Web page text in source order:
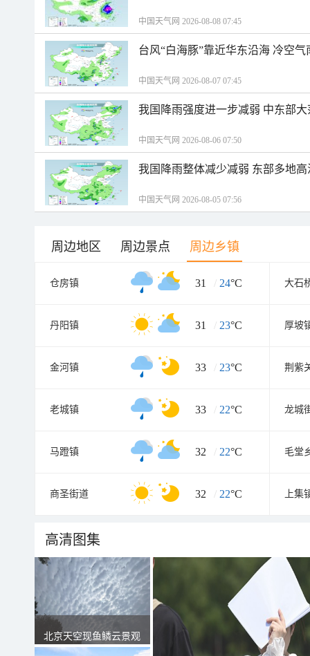
中国天气网 2026-08-08 07:45
台风“白海豚”靠近华东沿海 冷空
中国天气网 2026-08-07 07:45
我国降雨强度进一步减弱 中东部
中国天气网 2026-08-06 07:50
我国降雨整体减少减弱 东部多地
中国天气网 2026-08-05 07:56
周边地区 周边景点 周边乡镇
仓房镇 31 / 24°C 大石
丹阳镇 31 / 23°C 厚坡
金河镇 33 / 23°C 荆紫
老城镇 33 / 22°C 龙城
马蹬镇 32 / 22°C 毛堂
商圣街道 32 / 22°C 上集
高清图集
北京天空现鱼鳞云景观